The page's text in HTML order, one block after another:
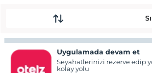
Uygulamada devam et
Seyahatlerinizi rezerve edip
kolay yolu